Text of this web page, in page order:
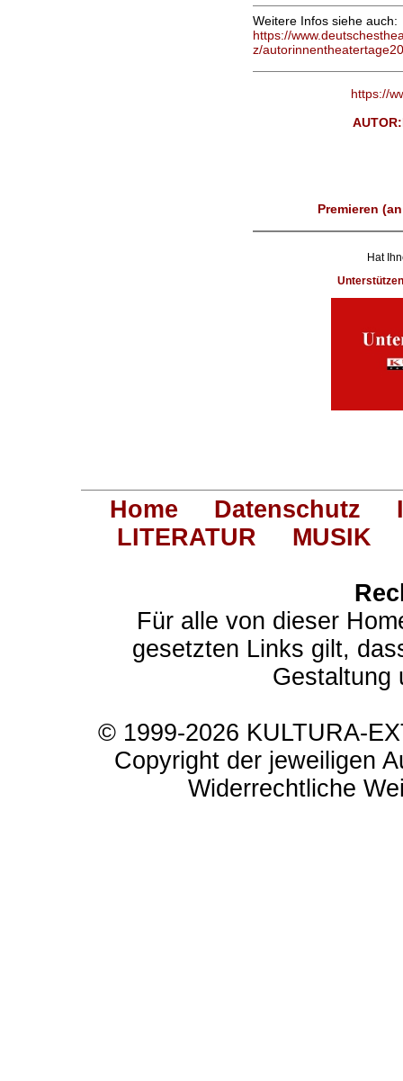
Weitere Infos siehe auch:
https://
z/
https://
Premieren
Hat
Home Datenschutz
LITERATUR
MUSIK
Für alle von dieser
gesetzten Links gilt,
Gestaltung
© 1999-2026 KULTURA-
Copyright der jeweiligen
Widerrechtliche